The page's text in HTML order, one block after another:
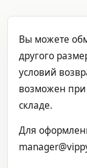
Вы можете
другого
условий
возможен
складе.
Для